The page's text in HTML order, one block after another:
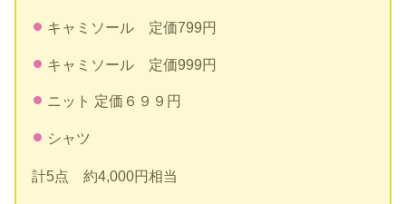
キャミソール 定価799円
キャミソール 定価999円
ニット 定価６９９円
シャツ
計5点 約4,000円相当